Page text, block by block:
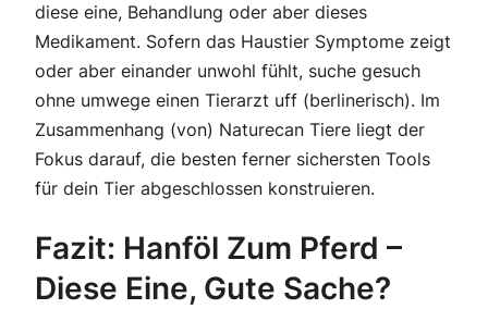
diese eine, Behandlung oder aber dieses
Medikament. Sofern das Haustier Symptome zeigt
oder aber einander unwohl fühlt, suche gesuch
ohne umwege einen Tierarzt uff (berlinerisch). Im
Zusammenhang (von) Naturecan Tiere liegt der
Fokus darauf, die besten ferner sichersten Tools
für dein Tier abgeschlossen konstruieren.
Fazit: Hanföl Zum Pferd –
Diese Eine, Gute Sache?